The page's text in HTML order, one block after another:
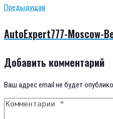
Навигация
по
записям
Предыдущая
Предыдущая
AutoExpert777-Moscow-
Добавить комментарий
Ваш адрес email не будет